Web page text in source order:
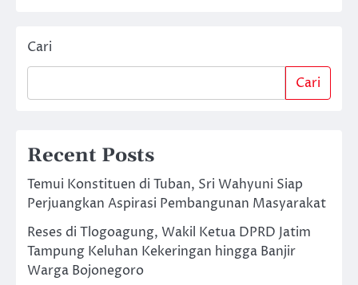
Cari
Cari
Recent Posts
Temui Konstituen di Tuban, Sri Wahyuni Siap
Perjuangkan Aspirasi Pembangunan Masyarakat
Reses di Tlogoagung, Wakil Ketua DPRD Jatim
Tampung Keluhan Kekeringan hingga Banjir
Warga Bojonegoro